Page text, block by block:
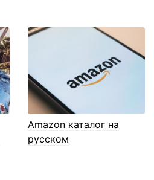
Amazon каталог на
русском